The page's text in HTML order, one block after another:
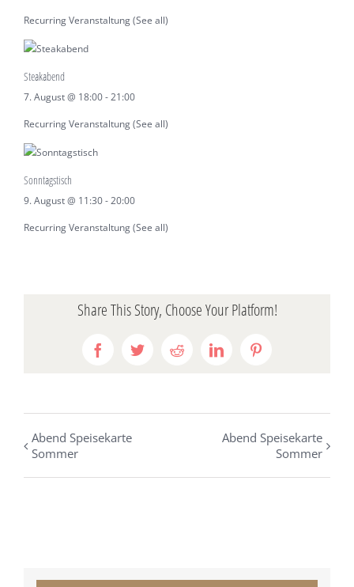
Recurring Veranstaltung(See all)
Steakabend
7. August @ 18:00-21:00
Recurring Veranstaltung(See all)
Sonntagstisch
9. August @ 11:30-20:00
Recurring Veranstaltung(See all)
Share This Story, Choose Your Platform!
FacebookTwitterRedditLinkedInPinterest
Abend Speisekarte
Sommer
Abend Speisekarte
Sommer